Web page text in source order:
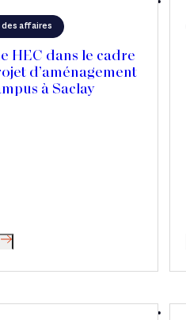
des affaires
HEC dans le cadre
d’aménagement
à Saclay